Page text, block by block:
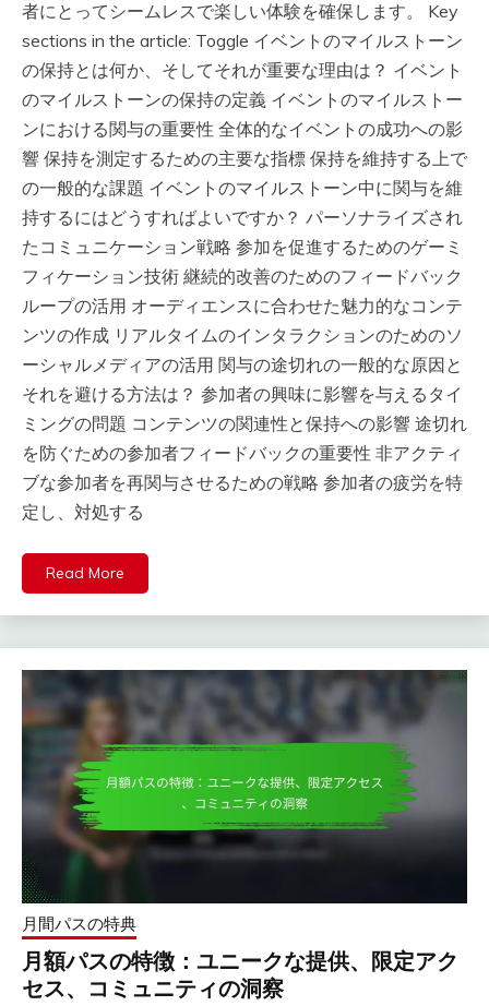
者にとってシームレスで楽しい体験を確保します。 Key
sections in the article: Toggle イベントのマイルストーン
の保持とは何か、そしてそれが重要な理由は？ イベント
のマイルストーンの保持の定義 イベントのマイルストー
ンにおける関与の重要性 全体的なイベントの成功への影
響 保持を測定するための主要な指標 保持を維持する上で
の一般的な課題 イベントのマイルストーン中に関与を維
持するにはどうすればよいですか？ パーソナライズされ
たコミュニケーション戦略 参加を促進するためのゲーミ
フィケーション技術 継続的改善のためのフィードバック
ループの活用 オーディエンスに合わせた魅力的なコンテ
ンツの作成 リアルタイムのインタラクションのためのソ
ーシャルメディアの活用 関与の途切れの一般的な原因と
それを避ける方法は？ 参加者の興味に影響を与えるタイ
ミングの問題 コンテンツの関連性と保持への影響 途切れ
を防ぐための参加者フィードバックの重要性 非アクティ
ブな参加者を再関与させるための戦略 参加者の疲労を特
定し、対処する
Read More
月間パスの特典
月額パスの特徴：ユニークな提供、限定アク
セス、コミュニティの洞察